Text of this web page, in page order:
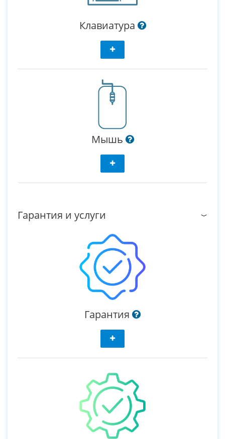
Клавиатура
Мышь
Гарантия и услуги
Гарантия